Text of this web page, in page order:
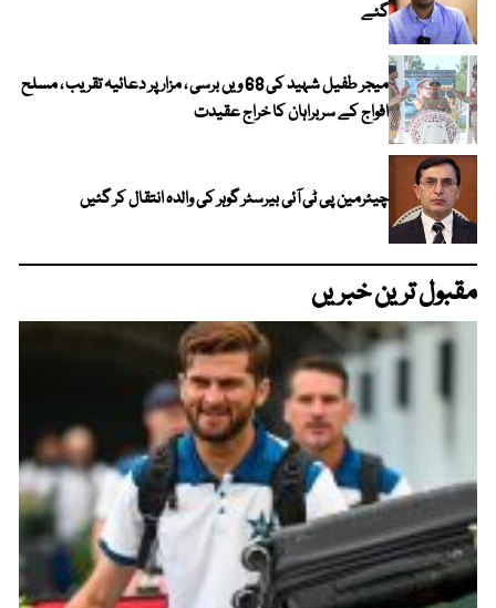
گئے
میجر طفیل شہید کی 68 ویں برسی ، مزار پر دعائیہ تقریب ، مسلح
افواج کے سربراہان کا خراج عقیدت
چیئرمین پی ٹی آئی بیرسٹر گوہر کی والدہ انتقال کر گئیں
مقبول ترین خبریں